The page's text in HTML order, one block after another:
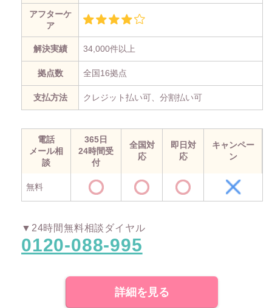
アフターケ
ア
解決実績 34,000件以上
拠点数 全国16拠点
支払方法 クレジット払い可、分割払い可
電話
メール相
談
365日
24時間受
付
全国対
応
即日対
応
キャンペー
ン
無料
▼24時間無料相談ダイヤル
0120-088-995
詳細を見る